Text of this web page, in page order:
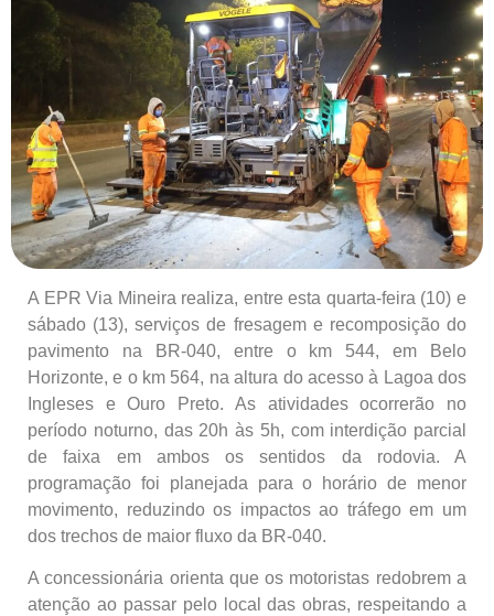
A EPR Via Mineira realiza, entre esta quarta-feira (10) e
sábado (13), serviços de fresagem e recomposição do
pavimento na BR-040, entre o km 544, em Belo
Horizonte, e o km 564, na altura do acesso à Lagoa dos
Ingleses e Ouro Preto. As atividades ocorrerão no
período noturno, das 20h às 5h, com interdição parcial
de faixa em ambos os sentidos da rodovia. A
programação foi planejada para o horário de menor
movimento, reduzindo os impactos ao tráfego em um
dos trechos de maior fluxo da BR-040.
A concessionária orienta que os motoristas redobrem a
atenção ao passar pelo local das obras, respeitando a